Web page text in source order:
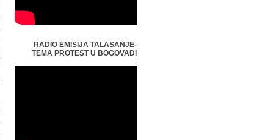
RADIO EMISIJA TALASANJE-
TEMA PROTEST U BOGOVAĐI